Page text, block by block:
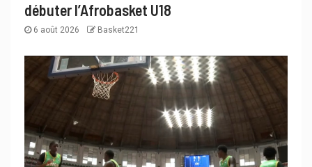
débuter l’Afrobasket U18
6 août 2026 Basket221